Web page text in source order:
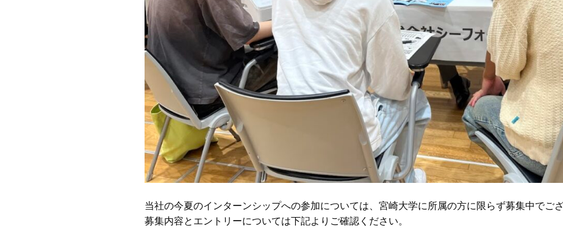
当社の今夏のインターンシップへの参加については、宮崎大学に所属の方に限らず募集中でござ
募集内容とエントリーについては下記よりご確認ください。